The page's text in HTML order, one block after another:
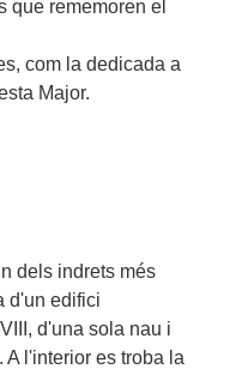
que rememoren el
com la dedicada a
Major.
dels indrets més
d'un edifici
d'una sola nau i
l'interior es troba la